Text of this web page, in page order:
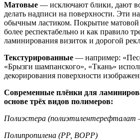
Матовые — исключают блики, дают
делать надписи на поверхности. Эти
обычным ластиком. Покрытие матовой
более респектабельно и как правило
ламинирования визиток и дорогой
Текстурированные — например:
«Брызги шампанского», «Ткань»
декорирования поверхности
Современные плёнки для
основе трёх видов полимеров:
Полиэстера
Полипропилена (РР, BOPP)